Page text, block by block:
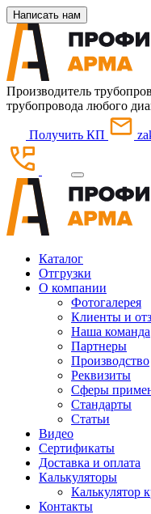
Написать нам
Производитель
трубопровода любого
Получить КП
Каталог
Отгрузки
О компании
Фотогалерея
Клиенты и
Наша команда
Партнеры
Производство
Реквизиты
Сферы
Стандарты
Статьи
Видео
Сертификаты
Доставка и оплата
Калькуляторы
Калькулятор
Контакты